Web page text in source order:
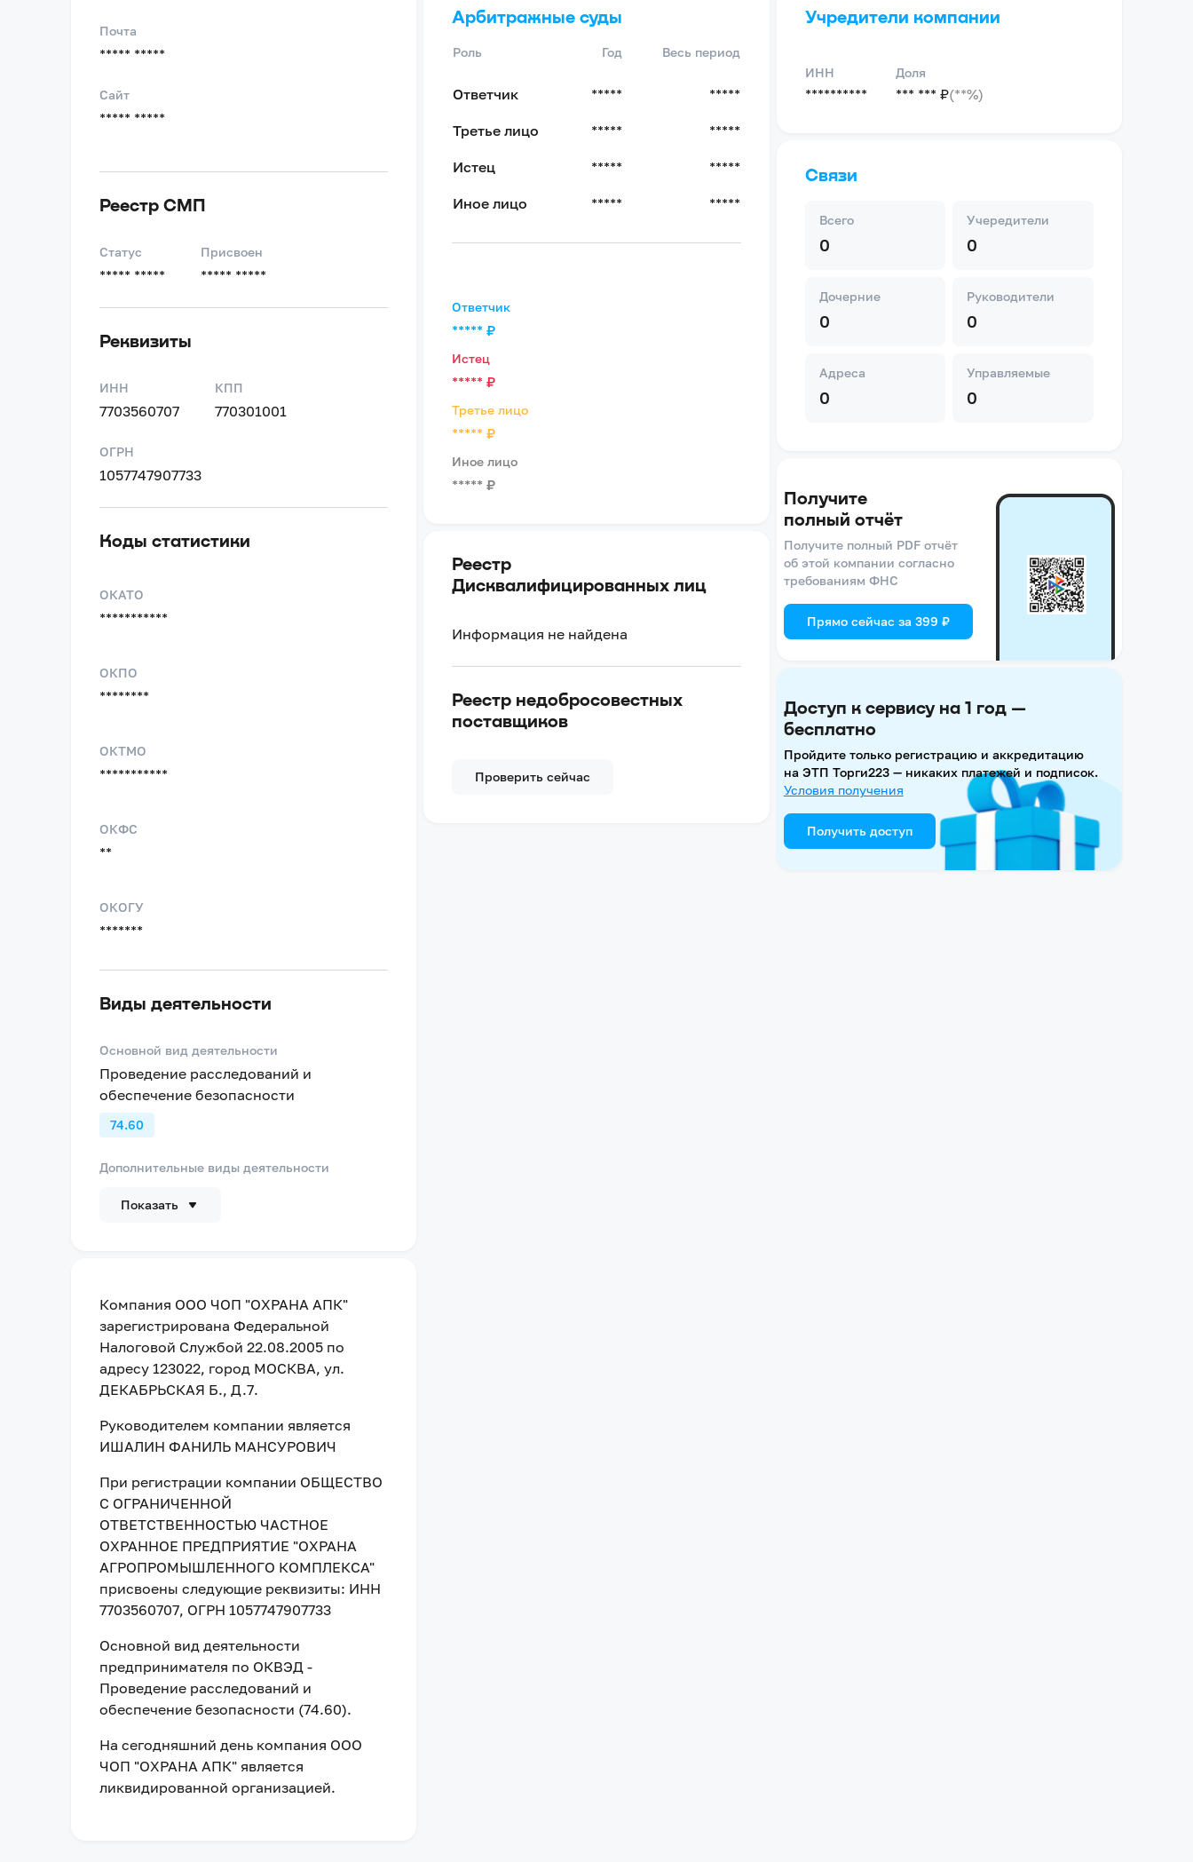
Почта
***** *****
Сайт
***** *****
Реестр СМП
Статус
***** *****
Присвоен
***** *****
Реквизиты
ИНН
7703560707
КПП
770301001
ОГРН
1057747907733
Коды статистики
ОКАТО
***********
ОКПО
********
ОКТМО
***********
ОКФС
**
ОКОГУ
*******
Виды деятельности
Основной вид деятельности
Проведение расследований и
обеспечение безопасности
74.60
Дополнительные виды деятельности
Показать
Компания ООО ЧОП "ОХРАНА АПК"
зарегистрирована Федеральной
Налоговой Службой 22.08.2005 по
адресу 123022, город МОСКВА, ул.
ДЕКАБРЬСКАЯ Б., Д.7.
Руководителем компании является
ИШАЛИН ФАНИЛЬ МАНСУРОВИЧ
При регистрации компании ОБЩЕСТВО
С ОГРАНИЧЕННОЙ
ОТВЕТСТВЕННОСТЬЮ ЧАСТНОЕ
ОХРАННОЕ ПРЕДПРИЯТИЕ "ОХРАНА
АГРОПРОМЫШЛЕННОГО КОМПЛЕКСА"
присвоены следующие реквизиты: ИНН
7703560707, ОГРН 1057747907733
Основной вид деятельности
предпринимателя по ОКВЭД -
Проведение расследований и
обеспечение безопасности (74.60).
На сегодняшний день компания ООО
ЧОП "ОХРАНА АПК" является
ликвидированной организацией.
Арбитражные суды
Роль Год Весь период
Ответчик ***** *****
Третье лицо ***** *****
Истец ***** *****
Иное лицо ***** *****
Ответчик
***** ₽
Истец
***** ₽
Третье лицо
***** ₽
Иное лицо
***** ₽
Реестр
Дисквалифицированных лиц
Информация не найдена
Реестр недобросовестных
поставщиков
Проверить сейчас
Учредители компании
ИНН
**********
Доля
*** *** ₽(**%)
Связи
Всего
0
Учередители
0
Дочерние
0
Руководители
0
Адреса
0
Управляемые
0
Получите
полный отчёт
Получите полный PDF отчёт
об этой компании согласно
требованиям ФНС
Прямо сейчас за 399 ₽
Доступ к сервису на 1 год —
бесплатно
Пройдите только регистрацию и аккредитацию
на ЭТП Торги223 — никаких платежей и подписок.
Условия получения
Получить доступ